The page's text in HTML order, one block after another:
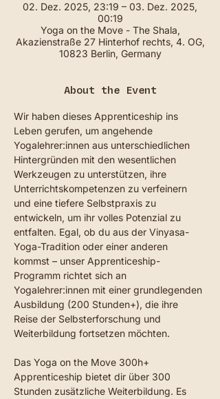
02. Dez. 2025, 23:19 – 03. Dez. 2025,
00:19
Yoga on the Move - The Shala,
Akazienstraße 27 Hinterhof rechts, 4. OG,
10823 Berlin, Germany
About the Event
Wir haben dieses Apprenticeship ins
Leben gerufen, um angehende
Yogalehrer:innen aus unterschiedlichen
Hintergründen mit den wesentlichen
Werkzeugen zu unterstützen, ihre
Unterrichtskompetenzen zu verfeinern
und eine tiefere Selbstpraxis zu
entwickeln, um ihr volles Potenzial zu
entfalten. Egal, ob du aus der Vinyasa-
Yoga-Tradition oder einer anderen
kommst – unser Apprenticeship-
Programm richtet sich an
Yogalehrer:innen mit einer grundlegenden
Ausbildung (200 Stunden+), die ihre
Reise der Selbsterforschung und
Weiterbildung fortsetzen möchten.
Das Yoga on the Move 300h+
Apprenticeship bietet dir über 300
Stunden zusätzliche Weiterbildung. Es